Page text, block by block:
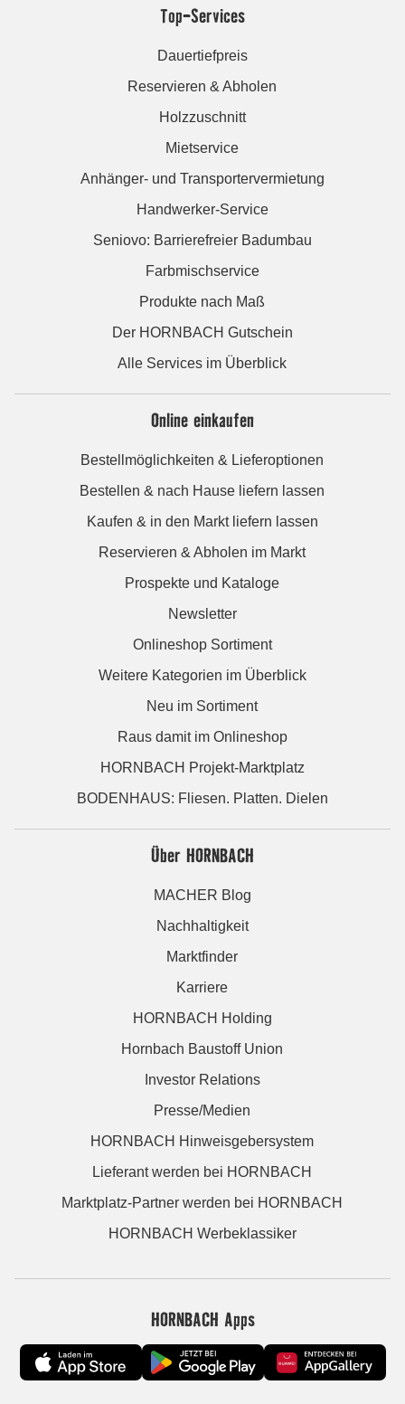
Top-Services
Dauertiefpreis
Reservieren & Abholen
Holzzuschnitt
Mietservice
Anhänger- und Transportervermietung
Handwerker-Service
Seniovo: Barrierefreier Badumbau
Farbmischservice
Produkte nach Maß
Der HORNBACH Gutschein
Alle Services im Überblick
Online einkaufen
Bestellmöglichkeiten & Lieferoptionen
Bestellen & nach Hause liefern lassen
Kaufen & in den Markt liefern lassen
Reservieren & Abholen im Markt
Prospekte und Kataloge
Newsletter
Onlineshop Sortiment
Weitere Kategorien im Überblick
Neu im Sortiment
Raus damit im Onlineshop
HORNBACH Projekt-Marktplatz
BODENHAUS: Fliesen. Platten. Dielen
Über HORNBACH
MACHER Blog
Nachhaltigkeit
Marktfinder
Karriere
HORNBACH Holding
Hornbach Baustoff Union
Investor Relations
Presse/Medien
HORNBACH Hinweisgebersystem
Lieferant werden bei HORNBACH
Marktplatz-Partner werden bei HORNBACH
HORNBACH Werbeklassiker
HORNBACH Apps